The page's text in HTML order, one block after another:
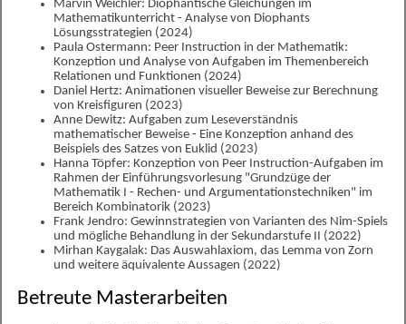
Marvin Weichler: Diophantische Gleichungen im
Mathematikunterricht - Analyse von Diophants
Lösungsstrategien (2024)
Paula Ostermann: Peer Instruction in der Mathematik:
Konzeption und Analyse von Aufgaben im Themenbereich
Relationen und Funktionen (2024)
Daniel Hertz: Animationen visueller Beweise zur Berechnung
von Kreisfiguren (2023)
Anne Dewitz: Aufgaben zum Leseverständnis
mathematischer Beweise - Eine Konzeption anhand des
Beispiels des Satzes von Euklid (2023)
Hanna Töpfer: Konzeption von Peer Instruction-Aufgaben im
Rahmen der Einführungsvorlesung "Grundzüge der
Mathematik I - Rechen- und Argumentationstechniken" im
Bereich Kombinatorik (2023)
Frank Jendro: Gewinnstrategien von Varianten des Nim-Spiels
und mögliche Behandlung in der Sekundarstufe II (2022)
Mirhan Kaygalak: Das Auswahlaxiom, das Lemma von Zorn
und weitere äquivalente Aussagen (2022)
Betreute Masterarbeiten